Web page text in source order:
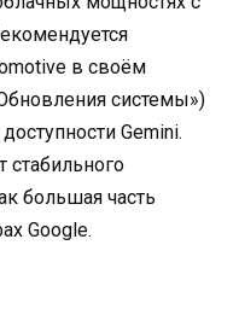
в своём
системы»)
Gemini.
стабильного
большая часть
Google.